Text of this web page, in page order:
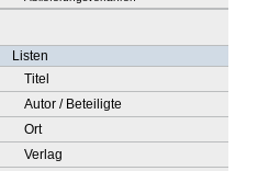
Listen
Titel
Autor / Beteiligte
Ort
Verlag